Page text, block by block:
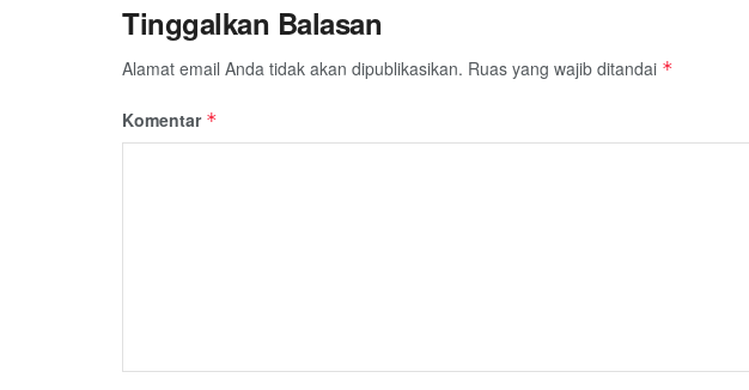
Tinggalkan Balasan
Alamat email Anda tidak akan dipublikasikan. Ruas yang wajib ditandai *
Komentar *